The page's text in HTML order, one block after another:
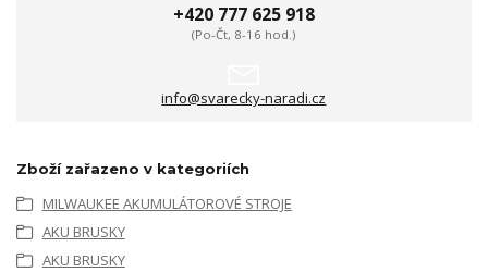
+420 777 625 918
(Po-Čt, 8-16 hod.)
info@svarecky-naradi.cz
Zboží zařazeno v kategoriích
MILWAUKEE AKUMULÁTOROVÉ STROJE
AKU BRUSKY
AKU BRUSKY